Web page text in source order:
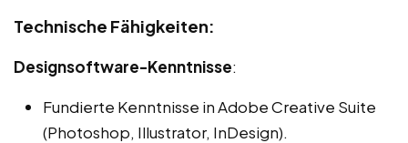
Technische Fähigkeiten:
Designsoftware-Kenntnisse:
Fundierte Kenntnisse in Adobe Creative Suite
(Photoshop, Illustrator, InDesign).